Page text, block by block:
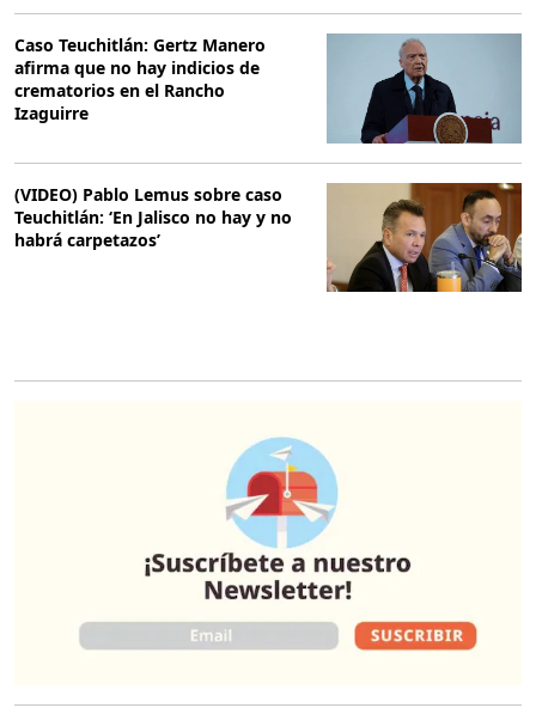
Caso Teuchitlán: Gertz Manero
afirma que no hay indicios de
crematorios en el Rancho
Izaguirre
(VIDEO) Pablo Lemus sobre caso
Teuchitlán: ‘En Jalisco no hay y no
habrá carpetazos’